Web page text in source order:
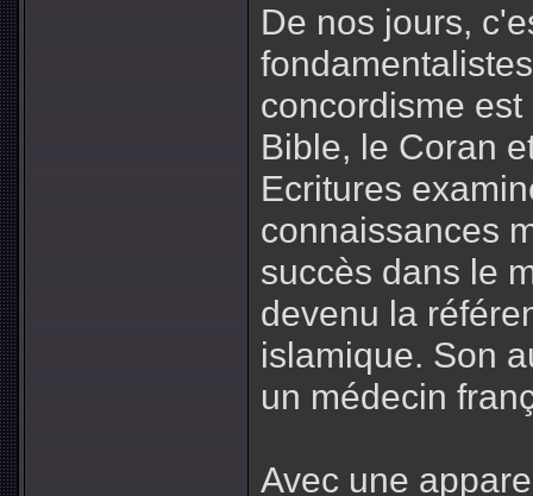
De nos jours,
concordisme
Bible, le Coran
Ecritures
connaissances
succès dans le
devenu la
islamique. Son
un médecin
Avec une